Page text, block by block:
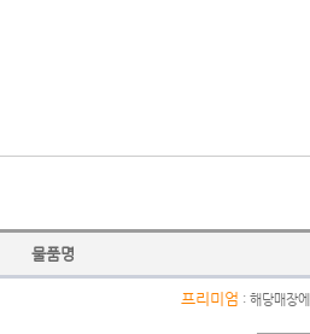
물품명
프리미엄 : 해당매장